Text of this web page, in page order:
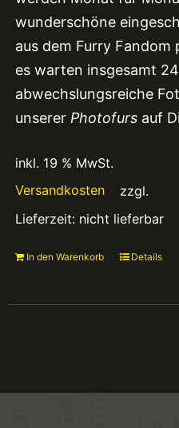
wunderschöne
aus dem Furry Fandom
es warten insgesamt
abwechslungsreiche
unserer Photofursauf
inkl. 19 % MwSt.
zzgl.
Versandkosten
Lieferzeit: nicht lieferbar
In den Warenkorb Details